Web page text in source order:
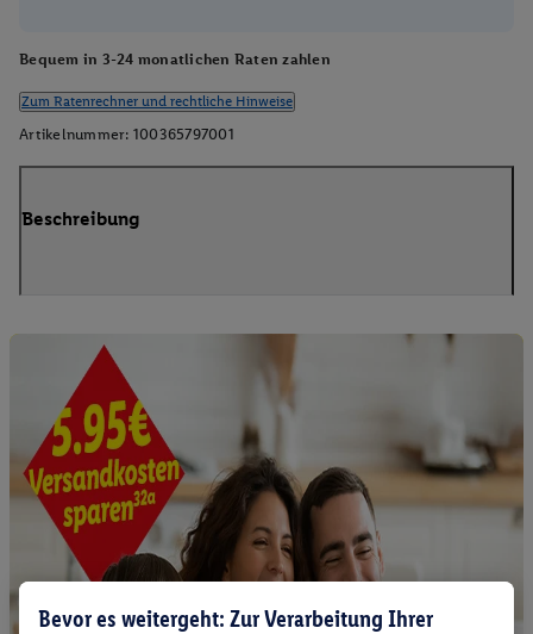
Bequem in 3-24 monatlichen Raten zahlen
Zum Ratenrechner und rechtliche Hinweise
Artikelnummer: 100365797001
Beschreibung
Bevor es weitergeht: Zur Verarbeitung Ihrer